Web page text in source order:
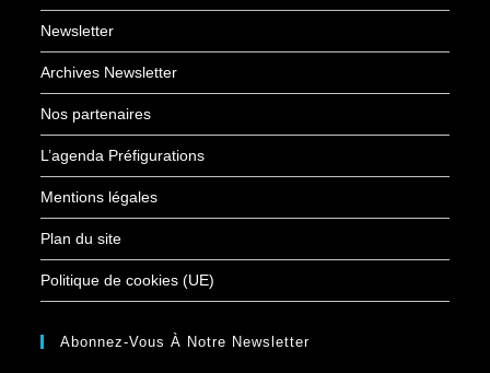
Newsletter
Archives Newsletter
Nos partenaires
L’agenda Préfigurations
Mentions légales
Plan du site
Politique de cookies (UE)
Abonnez-Vous À Notre Newsletter